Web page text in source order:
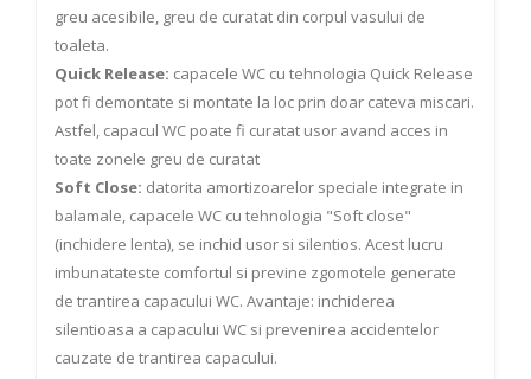
greu acesibile, greu de curatat din corpul vasului de
toaleta.
Quick Release: capacele WC cu tehnologia Quick Release
pot fi demontate si montate la loc prin doar cateva miscari.
Astfel, capacul WC poate fi curatat usor avand acces in
toate zonele greu de curatat
Soft Close: datorita amortizoarelor speciale integrate in
balamale, capacele WC cu tehnologia "Soft close"
(inchidere lenta), se inchid usor si silentios. Acest lucru
imbunatateste comfortul si previne zgomotele generate
de trantirea capacului WC. Avantaje: inchiderea
silentioasa a capacului WC si prevenirea accidentelor
cauzate de trantirea capacului.